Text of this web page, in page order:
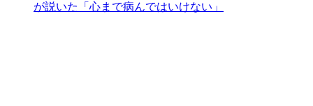
が説いた「心まで病んではいけない」